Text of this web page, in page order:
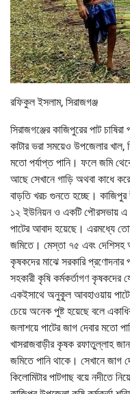
রফিকুল ইসলাম, সিরাজগঞ্জ
সিরাজগঞ্জের কাজিপুরের পাট
কাটার ভরা সময়েও উপজেলার খাল,
মতো পর্যাপ্ত পানি। ফলে জমি
আছে সেখানে গাড়ি অথবা কাধে
বাড়তি খরচ গুনতে হচ্ছে।
১২ ইউনিয়ন ও একটি পৌরসভায় এ
পাটের আবাদ হয়েছে। এরমধ্যে
জমিতে। মেস্তা ৭৫ এবং দেশিসহ
কৃষকদের মাঝে সরকারি
সহকারী কৃষি কর্মকর্তাগণ কৃষকদের
একইসাথে অনুকূূল আবহাওয়ায়
চেয়ে অনেক পুষ্ট হয়েছে বলে
জলাশয়ে পাটের জাগ দেবার মতো
খাসরাজবাড়ীর কৃষক রফাতুল্লাহ
জমিতে পানি থাকে। সেখানে
কিলোমিটার পাটগাছ বয়ে নদীতে